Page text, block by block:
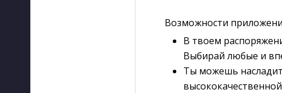
Возможности
В твоем
Выбирай любые и
Ты можешь